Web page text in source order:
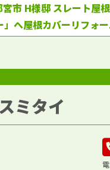
宮市 H様邸 スレート屋
」へ屋根カバーリフォ
ミタイ